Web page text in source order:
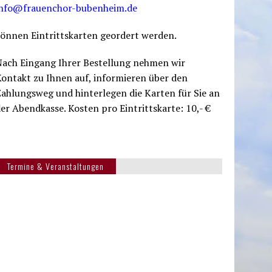
bubenheim.de
Eintrittskarten geordert werden.
Eingang Ihrer Bestellung nehmen wir
zu Ihnen auf, informieren über den
und hinterlegen die Karten für Sie an
Abendkasse. Kosten pro Eintrittskarte: 10,- €
Termine & Veranstaltungen